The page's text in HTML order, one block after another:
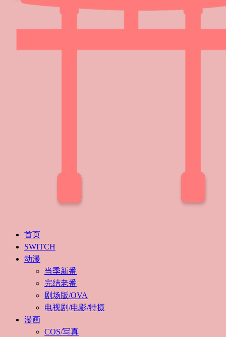
首页
SWITCH
动漫
当季新番
完结老番
剧场版/OVA
电视剧/电影/特摄
漫画
COS/写真